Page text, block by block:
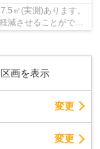
㎡(実測)あります。
減させることができ
区画を表示
変更
変更